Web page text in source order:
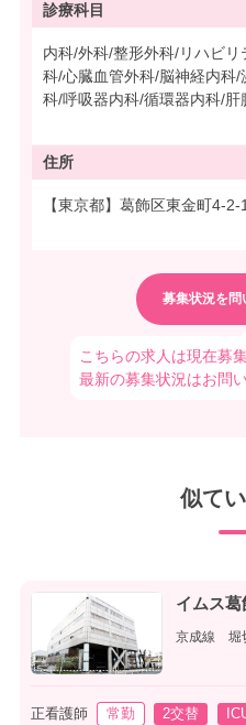
診療科目
内科/外科/整形外科/リハビ
科/心臓血管外科/脳神経内科
科/呼吸器内科/循環器内科/肝
住所
【東京都】葛飾区東金町4-2-
こちらの求人は現在募
最新の募集状況はお問
似て
イムス
京成線 堀
正看護師 常勤 2交替